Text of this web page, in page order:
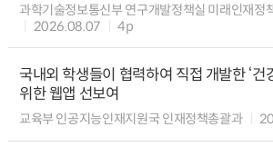
과학기술정보통신부 연구개발정책실 미래인재정
2026.08.07
4p
국내외 학생들이 협력하여 직접 개발한 ‘건
위한 웹앱 선보여
교육부 인공지능인재지원국 인재정책총괄과